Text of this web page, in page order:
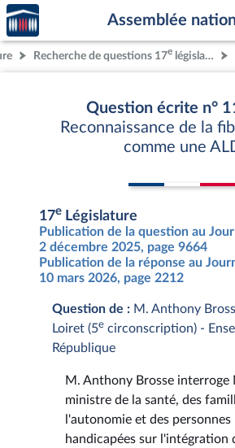
Aller au contenu
Aller en bas de la page
Accèder
à la
page
d'accueil
Assemblée
Recherche de questions 17e législature
Question écrite n°
Reconnaissance de la
comme une
17e Législature
Publication de la question au
2 décembre 2025, page 9664
Publication de la réponse au
10 mars 2026, page 2212
Question de : M. Anthony
Loiret (5e circonscription) -
République
M. Anthony Brosse interroge
ministre de la santé, des
l'autonomie et des personnes
handicapées sur l'intégration